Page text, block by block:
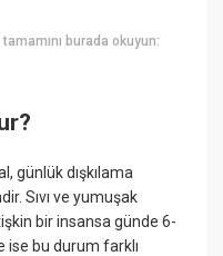
tamamını burada okuyun:
günlük dışkılama
Sıvı ve yumuşak
bir insansa günde 6-
ise bu durum farklı